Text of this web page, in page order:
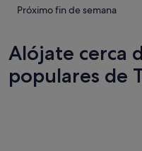
Tahití
noche,
ago
precios
para
mañana
por
Comprueba
en
Tahití
para
Próximo fin de semana
Alójate cerca
populares de